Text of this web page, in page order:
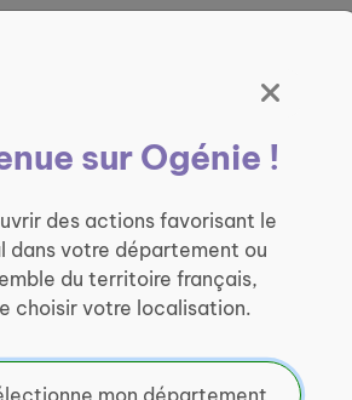
sur Ogénie !
des actions favorisant le
dans votre département ou
du territoire français,
choisir votre localisation.
SENIORS
cookies